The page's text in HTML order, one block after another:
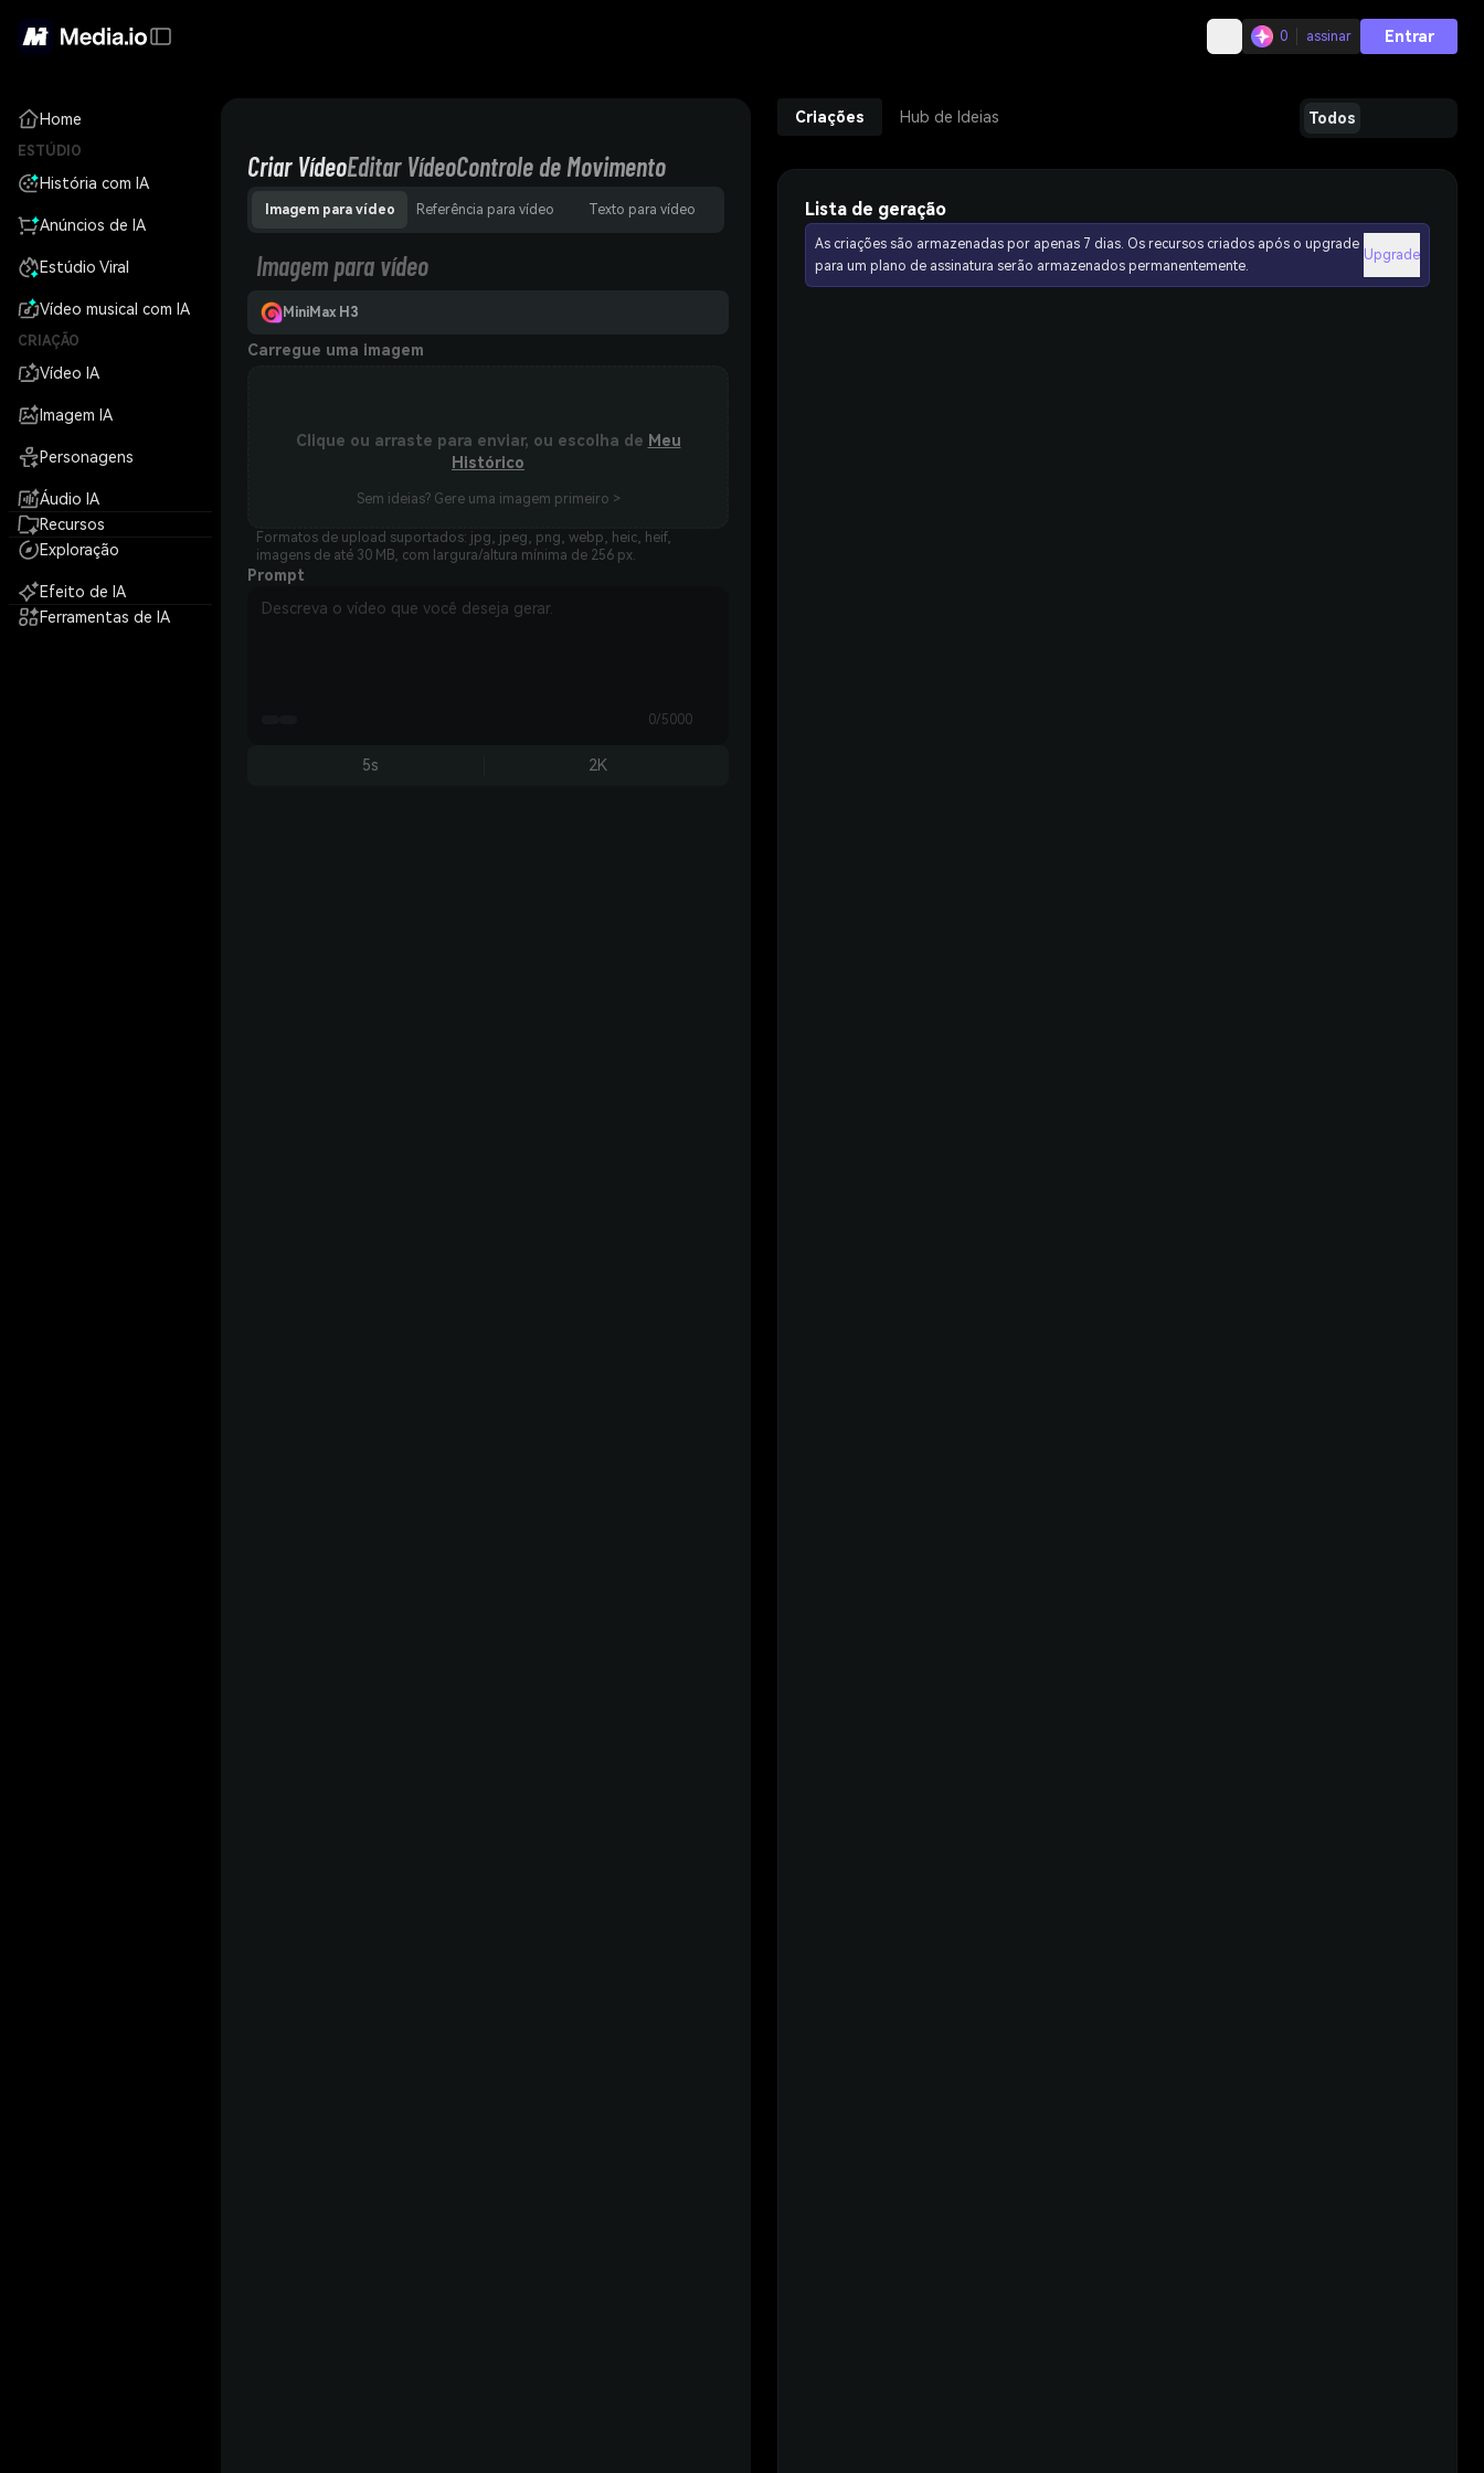
0 assinar Entrar
Home
ESTÚDIO
História com IA
Anúncios de IA
Estúdio Viral
Vídeo musical com IA
CRIAÇÃO
Vídeo IA
Imagem IA
Personagens
Áudio IA
Recursos
Exploração
Efeito de IA
Ferramentas de IA
Criar VídeoEditar VídeoControle de Movimento
Imagem para vídeo Referência para vídeo Texto para vídeo
Imagem para vídeo
MiniMax H3
Carregue uma imagem
Clique ou arraste para enviar, ou escolha de Meu
Histórico
Sem ideias? Gere uma imagem primeiro >
Formatos de upload suportados: jpg, jpeg, png, webp, heic, heif,
imagens de até 30 MB, com largura/altura mínima de 256 px.
Prompt
0/5000
5s 2K
Criações Hub de Ideias Todos
Lista de geração
As criações são armazenadas por apenas 7 dias. Os recursos criados após o upgrade
para um plano de assinatura serão armazenados permanentemente.
Upgrade